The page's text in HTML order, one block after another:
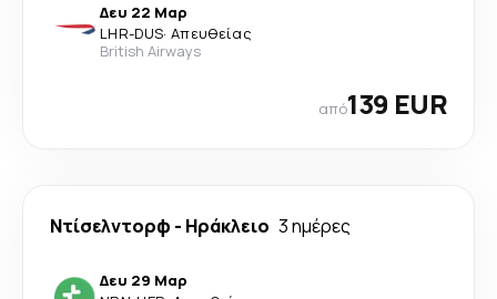
Δευ 22 Μαρ
LHR-DUS· Απευθείας
British Airways
από139 EUR
Ντίσελντορφ - Ηράκλειο 3 ημέρες
Δευ 29 Μαρ